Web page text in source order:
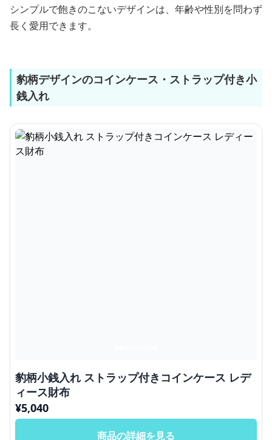
シンプルで飽きのこないデザインは、年齢や性別を問わず
長く愛用できます。
豹柄デザインのコインケース・ストラップ付き小
銭入れ
豹柄小銭入れ ストラップ付きコインケース レデ
ィース財布
¥5,040
商品の詳細を見る